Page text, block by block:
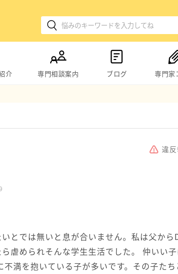
介 専門相談案内 ブログ 専門家
違
とでは無いと息が合いません。私は父から
虐められそんな学生生活でした。 仲いい
満を抱いている子が多いです。その子たち